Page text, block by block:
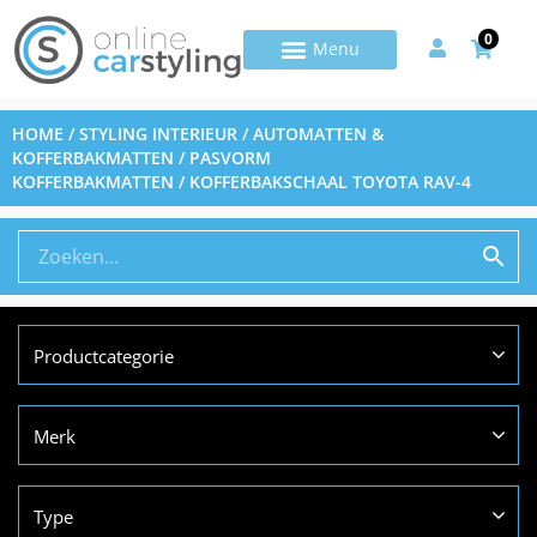
0
HOME /STYLING INTERIEUR /AUTOMATTEN &
KOFFERBAKMATTEN / PASVORM
KOFFERBAKMATTEN / KOFFERBAKSCHAAL TOYOTA RAV-4
Productcategorie
Merk
Type